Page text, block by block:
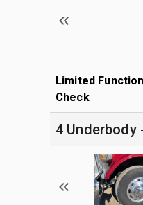
Limited Function
Check
4 Underbody